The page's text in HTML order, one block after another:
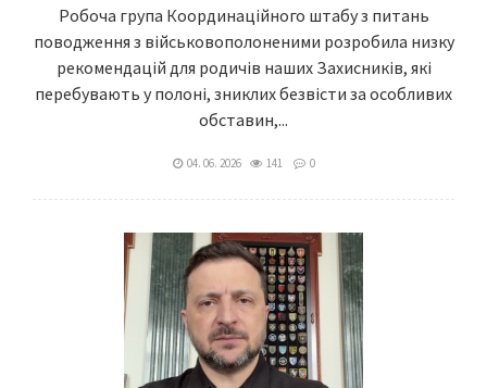
Робоча група Координаційного штабу з питань
поводження з військовополоненими розробила низку
рекомендацій для родичів наших Захисників, які
перебувають у полоні, зниклих безвісти за особливих
обставин,...
04. 06. 2026 141 0